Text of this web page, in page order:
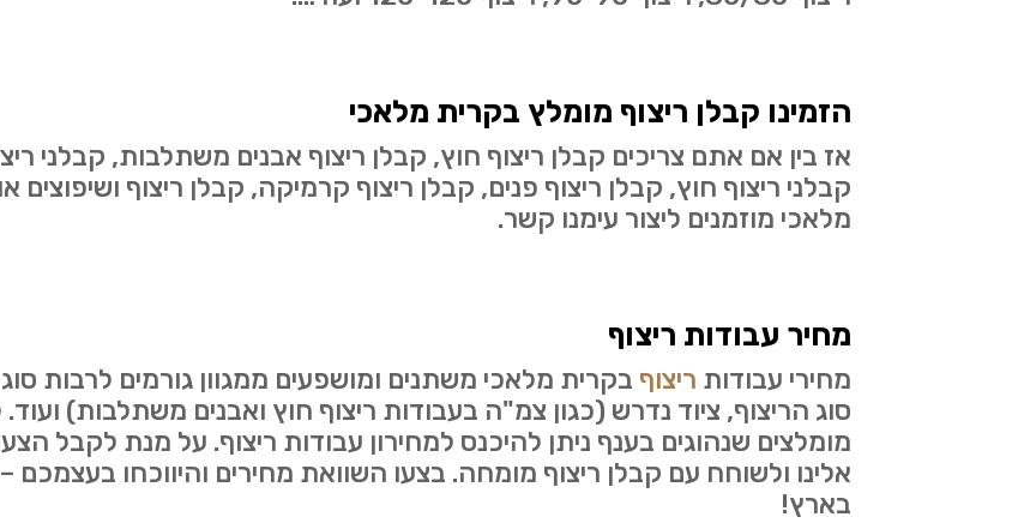
הזמינו קבלן ריצוף מומלץ בקרית מלאכי
אז בין אם אתם צריכים קבלן ריצוף חוץ, קבלן ריצוף אבנים משתלבות, קבלני
קבלני ריצוף חוץ, קבלן ריצוף פנים, קבלן ריצוף קרמיקה, קבלן ריצוף ושיפוצים
מלאכי מוזמנים ליצור עימנו קשר.
מחיר עבודות ריצוף
מחירי עבודות ריצוף בקרית מלאכי משתנים ומושפעים ממגוון גורמים לרבות
סוג הריצוף, ציוד נדרש (כגון צמ"ה בעבודות ריצוף חוץ ואבנים משתלבות)
מומלצים שנהוגים בענף ניתן להיכנס למחירון עבודות ריצוף. על מנת לקבל
אלינו ולשוחח עם קבלן ריצוף מומחה. בצעו השוואת מחירים והיווכחו
בארץ!